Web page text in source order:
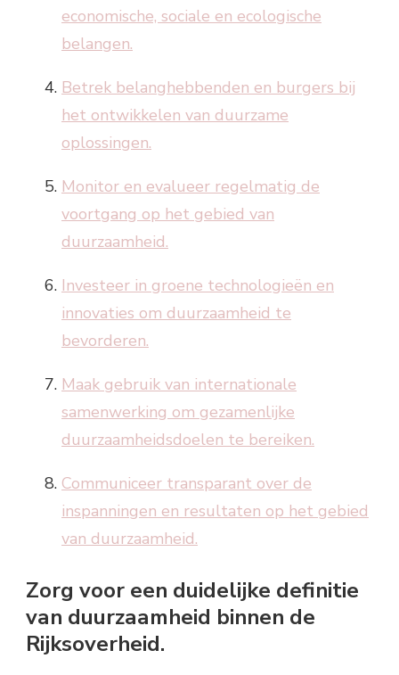
economische, sociale en ecologische
belangen.
Betrek belanghebbenden en burgers bij
het ontwikkelen van duurzame
oplossingen.
Monitor en evalueer regelmatig de
voortgang op het gebied van
duurzaamheid.
Investeer in groene technologieën en
innovaties om duurzaamheid te
bevorderen.
Maak gebruik van internationale
samenwerking om gezamenlijke
duurzaamheidsdoelen te bereiken.
Communiceer transparant over de
inspanningen en resultaten op het gebied
van duurzaamheid.
Zorg voor een duidelijke definitie
van duurzaamheid binnen de
Rijksoverheid.